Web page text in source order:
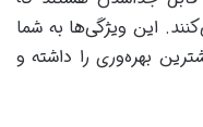
این ویژگی‌ها به شما
بهره‌وری را داشته و